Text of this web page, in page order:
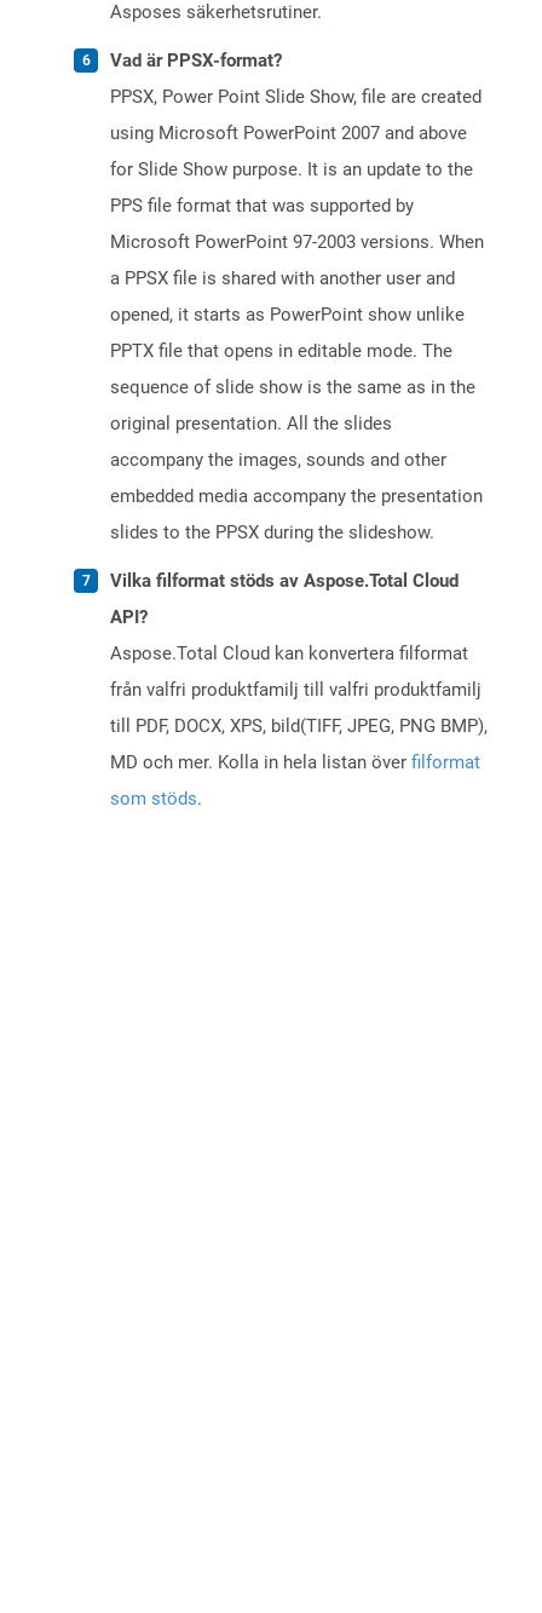
Asposes säkerhetsrutiner.
Vad är PPSX-format?
PPSX, Power Point Slide Show, file are created
using Microsoft PowerPoint 2007 and above
for Slide Show purpose. It is an update to the
PPS file format that was supported by
Microsoft PowerPoint 97-2003 versions. When
a PPSX file is shared with another user and
opened, it starts as PowerPoint show unlike
PPTX file that opens in editable mode. The
sequence of slide show is the same as in the
original presentation. All the slides
accompany the images, sounds and other
embedded media accompany the presentation
slides to the PPSX during the slideshow.
Vilka filformat stöds av Aspose.Total Cloud
API?
Aspose.Total Cloud kan konvertera filformat
från valfri produktfamilj till valfri produktfamilj
till PDF, DOCX, XPS, bild(TIFF, JPEG, PNG BMP),
MD och mer. Kolla in hela listan över filformat
som stöds.